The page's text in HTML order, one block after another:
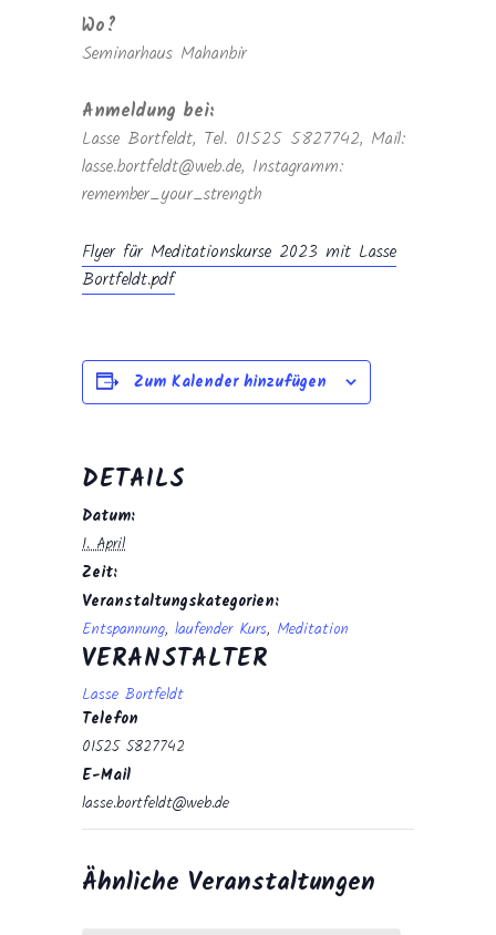
Wo?
Seminarhaus Mahanbir
Anmeldung bei:
Lasse Bortfeldt, Tel. 01525 5827742, Mail:
lasse.bortfeldt@web.de, Instagramm:
remember_your_strength
Flyer für Meditationskurse 2023 mit Lasse
Bortfeldt.pdf
Zum Kalender hinzufügen
DETAILS
Datum:
1. April
Zeit:
Veranstaltungskategorien:
Entspannung, laufender Kurs, Meditation
VERANSTALTER
Lasse Bortfeldt
Telefon
01525 5827742
E-Mail
lasse.bortfeldt@web.de
Ähnliche Veranstaltungen